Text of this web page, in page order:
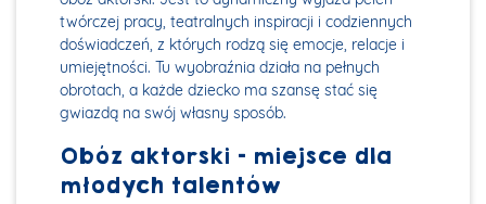
twórczej pracy, teatralnych inspiracji i codziennych
doświadczeń, z których rodzą się emocje, relacje i
umiejętności. Tu wyobraźnia działa na pełnych
obrotach, a każde dziecko ma szansę stać się
gwiazdą na swój własny sposób.
Obóz aktorski – miejsce dla
młodych talentów